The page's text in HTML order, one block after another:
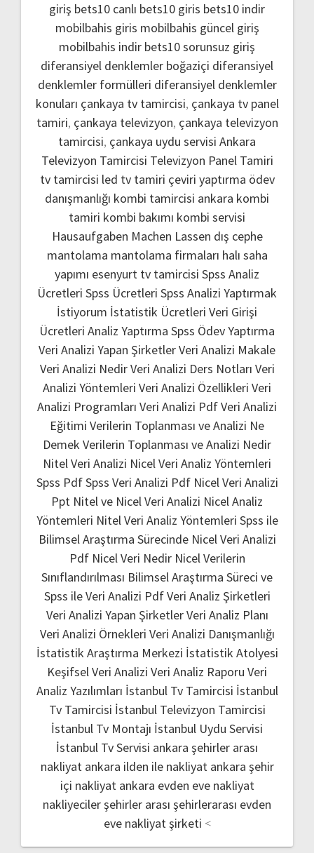
giriş bets10 canlı bets10 giris bets10 indir
mobilbahis giris mobilbahis güncel giriş
mobilbahis indir bets10 sorunsuz giriş
diferansiyel denklemler boğaziçi diferansiyel
denklemler formülleri diferansiyel denklemler
konuları çankaya tv tamircisi, çankaya tv panel
tamiri, çankaya televizyon, çankaya televizyon
tamircisi, çankaya uydu servisi Ankara
Televizyon Tamircisi Televizyon Panel Tamiri
tv tamircisi led tv tamiri çeviri yaptırma ödev
danışmanlığı kombi tamircisi ankara kombi
tamiri kombi bakımı kombi servisi
Hausaufgaben Machen Lassen dış cephe
mantolama mantolama firmaları halı saha
yapımı esenyurt tv tamircisi Spss Analiz
Ücretleri Spss Ücretleri Spss Analizi Yaptırmak
İstiyorum İstatistik Ücretleri Veri Girişi
Ücretleri Analiz Yaptırma Spss Ödev Yaptırma
Veri Analizi Yapan ŞirketlerVeri Analizi Makale
Veri Analizi NedirVeri Analizi Ders Notları Veri
Analizi Yöntemleri Veri Analizi Özellikleri Veri
Analizi Programları Veri Analizi PdfVeri Analizi
Eğitimi Verilerin Toplanması ve Analizi Ne
Demek Verilerin Toplanması ve Analizi Nedir
Nitel Veri Analizi Nicel Veri Analiz Yöntemleri
Spss PdfSpss Veri Analizi Pdf Nicel Veri Analizi
Ppt Nitel ve Nicel Veri Analizi Nicel Analiz
Yöntemleri Nitel Veri Analiz Yöntemleri Spss ile
Bilimsel Araştırma Sürecinde Nicel Veri Analizi
Pdf Nicel Veri Nedir Nicel Verilerin
Sınıflandırılması Bilimsel Araştırma Süreci ve
Spss ile Veri Analizi PdfVeri Analiz Şirketleri
Veri Analizi Yapan ŞirketlerVeri Analiz Planı
Veri Analizi Örnekleri Veri Analizi Danışmanlığı
İstatistik Araştırma Merkezi İstatistik Atolyesi
Keşifsel Veri Analizi Veri Analiz Raporu Veri
Analiz Yazılımları İstanbul Tv Tamircisi İstanbul
Tv Tamircisi İstanbul Televizyon Tamircisi
İstanbul Tv Montajı İstanbul Uydu Servisi
İstanbul Tv Servisi ankara şehirler arası
nakliyat ankara ilden ile nakliyat ankara şehir
içi nakliyat ankara evden eve nakliyat
nakliyeciler şehirler arası şehirlerarası evden
eve nakliyat şirketi <